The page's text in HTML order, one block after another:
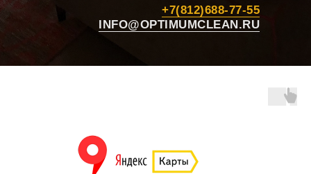
+7(812)688-77-55
INFO@OPTIMUMCLEAN.RU